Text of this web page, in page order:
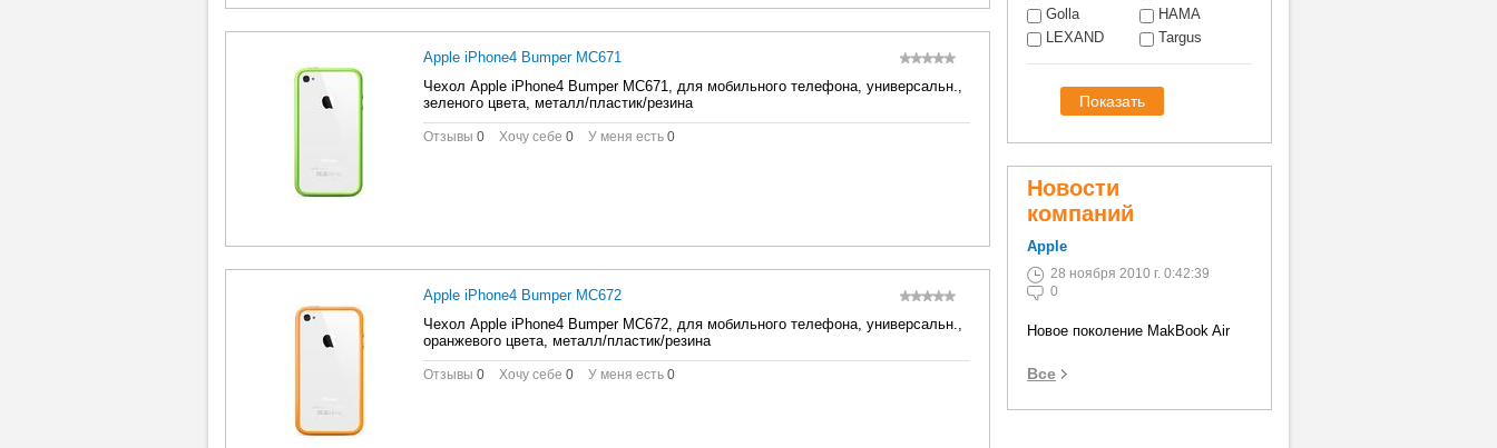
Apple iPhone4 Bumper MC671
Чехол Apple iPhone4 Bumper MC671, для мобильного телефона, универсальн.,
зеленого цвета, металл/пластик/резина
Отзывы 0 Хочу себе 0 У меня есть 0
Apple iPhone4 Bumper MC672
Чехол Apple iPhone4 Bumper MC672, для мобильного телефона, универсальн.,
оранжевого цвета, металл/пластик/резина
Отзывы 0 Хочу себе 0 У меня есть 0
Golla
HAMA
LEXAND
Targus
Новости
компаний
Apple
28 ноября 2010 г. 0:42:39
0
Новое поколение MakBook Air
Все